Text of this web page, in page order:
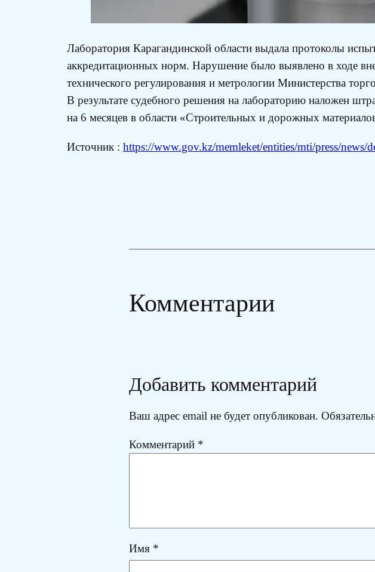
Лаборатория Карагандинской области выдала протоколы
аккредитационных норм. Нарушение было выявлено в ходе
технического регулирования и метрологии Министерства
В результате судебного решения на лабораторию наложен
на 6 месяцев в области «Строительных и дорожных
Источник : https://www.gov.kz/memleket/entities/mti/press/news/
Комментарии
Добавить комментарий
Ваш адрес email не будет опубликован.
Комментарий *
Имя *